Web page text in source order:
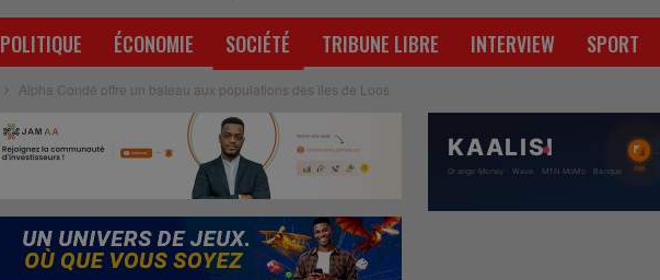
POLITIQUE ÉCONOMIE SOCIÉTÉ TRIBUNE LIBRE INTERVIEW SPORT
Alpha Condé offre un bateau aux populations des îles de Loos